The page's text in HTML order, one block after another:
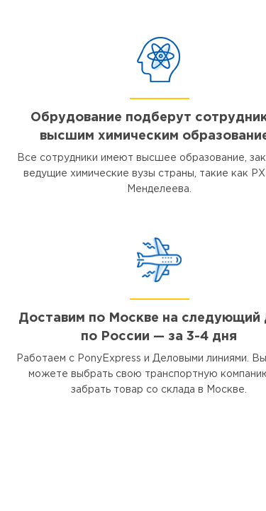
Обрудование подберут
высшим химическим
Все сотрудники имеют высшее образование,
ведущие химические вузы страны, такие как
Менделеева.
Доставим по Москве на следующий
по России — за 3-4 дня
Работаем с PonyExpress и Деловыми линиями.
можете выбрать свою транспортную
забрать товар со склада в Москве.